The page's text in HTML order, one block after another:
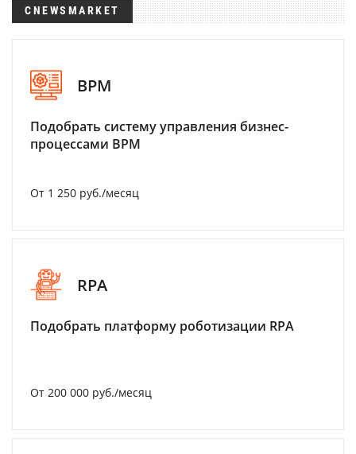
CNEWSMARKET
BPM
Подобрать систему управления бизнес-
процессами BPM
От 1 250 руб./месяц
RPA
Подобрать платформу роботизации RPA
От 200 000 руб./месяц